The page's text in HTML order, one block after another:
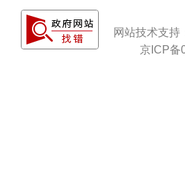
网站技术支持
京ICP备